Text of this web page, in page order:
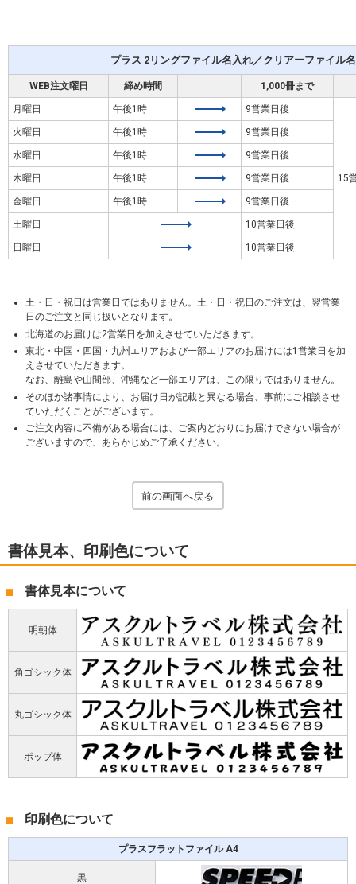
プラス 2リングファイル名入れ／クリアーファイル
WEB注文曜日 締め時間 1,000冊まで
月曜日 午後1時 9営業日後
15
火曜日 午後1時 9営業日後
水曜日 午後1時 9営業日後
木曜日 午後1時 9営業日後
金曜日 午後1時 9営業日後
土曜日 10営業日後
日曜日 10営業日後
土・日・祝日は営業日ではありません。土・日・祝日のご注文は、翌営業
日のご注文と同じ扱いとなります。
北海道のお届けは2営業日を加えさせていただきます。
東北・中国・四国・九州エリアおよび一部エリアのお届けには1営業日を加
えさせていただきます。
なお、離島や山間部、沖縄など一部エリアは、この限りではありません。
そのほか諸事情により、お届け日が記載と異なる場合、事前にご相談させ
ていただくことがございます。
ご注文内容に不備がある場合には、ご案内どおりにお届けできない場合が
ございますので、あらかじめご了承ください。
前の画面へ戻る
書体見本、印刷色について
書体見本について
明朝体
角ゴシック体
丸ゴシック体
ポップ体
印刷色について
プラスフラットファイル A4
黒